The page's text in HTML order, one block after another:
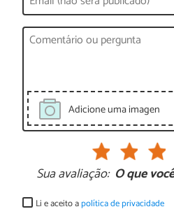
Adicione uma imagen
Sua avaliação: O que
Li e aceito apolítica de privacidade